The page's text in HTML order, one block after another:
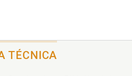
TÉCNICA